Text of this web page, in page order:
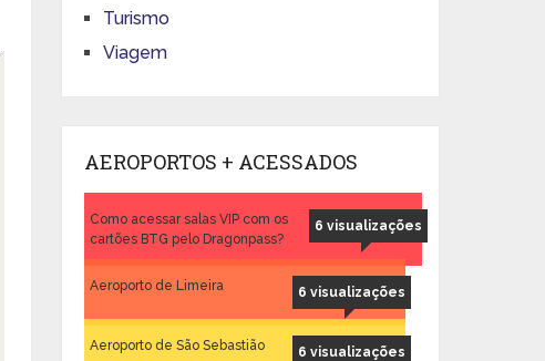
Turismo
Viagem
AEROPORTOS + ACESSADOS
6 visualizações
Como acessar salas VIP com os
cartões BTG pelo Dragonpass?
6 visualizações
Aeroporto de Limeira
6 visualizações
Aeroporto de São Sebastião